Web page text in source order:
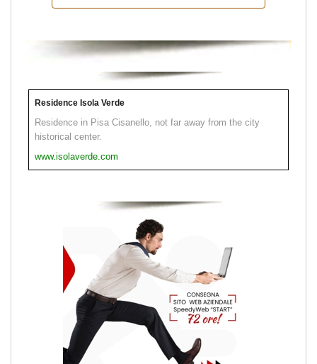
Residence Isola Verde
Residence in Pisa Cisanello, not far away from the city
historical center.
www.isolaverde.com